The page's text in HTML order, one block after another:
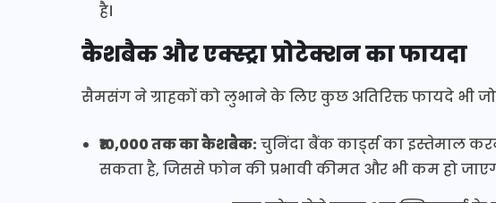
है।
कैशबैक और एक्स्ट्रा प्रोटेक्शन का फायदा
सैमसंग ने ग्राहकों को लुभाने के लिए कुछ अतिरिक्त फायदे भी
₹10,000 तक का कैशबैक:चुनिंदा बैंक कार्ड्स का इस्तेमाल
सकता है, जिससे फोन की प्रभावी कीमत और भी कम हो